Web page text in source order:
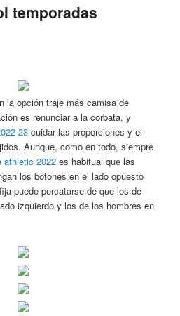
temporadas
la opción traje más camisa de
es renunciar a la corbata, y
23 cuidar las proporciones y el
Aunque, como en todo, siempre
athletic 2022 es habitual que las
los botones en el lado opuesto
puede percatarse de que los de
izquierdo y los de los hombres en